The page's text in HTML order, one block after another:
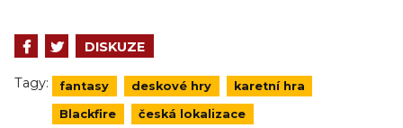
DISKUZE
Tagy: fantasy deskové hry karetní hra
Blackfire česká lokalizace